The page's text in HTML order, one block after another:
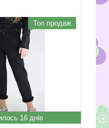
16 днів
Топ продаж